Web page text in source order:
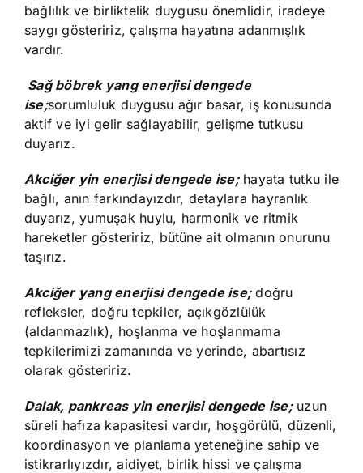
bağlılık ve birliktelik duygusu önemlidir, iradeye
saygı gösteririz, çalışma hayatına adanmışlık
vardır.
Sağ böbrek yang enerjisi dengede
ise;sorumluluk duygusu ağır basar, iş konusunda
aktif ve iyi gelir sağlayabilir, gelişme tutkusu
duyarız.
Akciğer yin enerjisi dengede ise;hayata tutku ile
bağlı, anın farkındayızdır, detaylara hayranlık
duyarız, yumuşak huylu, harmonik ve ritmik
hareketler gösteririz, bütüne ait olmanın onurunu
taşırız.
Akciğer yang enerjisi dengede ise;doğru
refleksler, doğru tepkiler, açıkgözlülük
(aldanmazlık), hoşlanma ve hoşlanmama
tepkilerimizi zamanında ve yerinde, abartısız
olarak gösteririz.
Dalak, pankreas yin enerjisi dengede ise;uzun
süreli hafıza kapasitesi vardır, hoşgörülü, düzenli,
koordinasyon ve planlama yeteneğine sahip ve
istikrarlıyızdır, aidiyet, birlik hissi ve çalışma